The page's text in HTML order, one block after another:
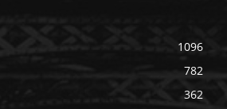
1096
782
362